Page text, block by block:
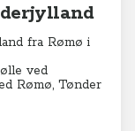
fra Rømø i
ved
Rømø, Tønder